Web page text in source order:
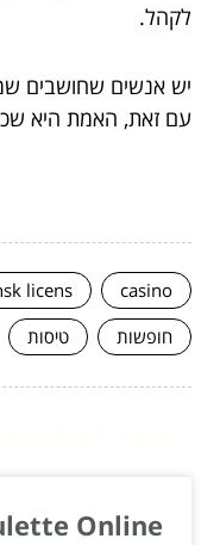
לקהל.
יש אנשים שחושבים
עם זאת, האמת היא
casino
licens
חופשות
טיסות
Online